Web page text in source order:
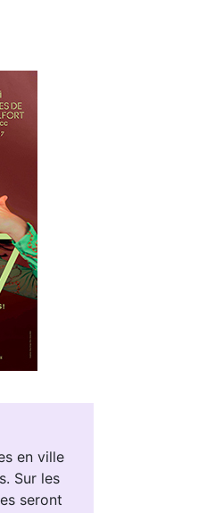
en ville
Sur les
seront